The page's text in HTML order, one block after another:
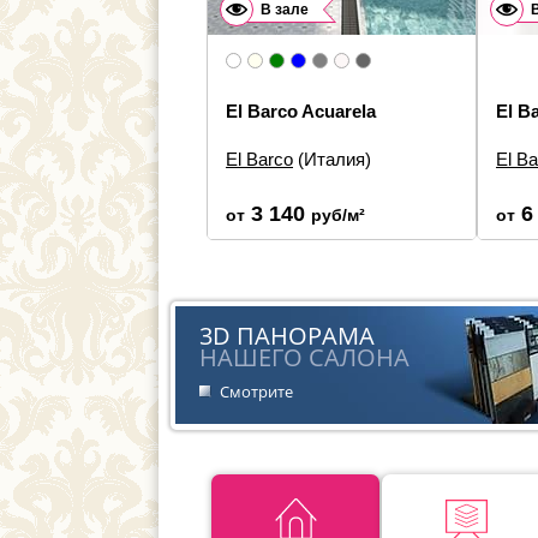
В зале
El Barco Acuarela
Размеры: 7.5×30
плитка
El Barco (Италия)
от 3 140 руб/м²
El
El
от 6
3D ПАНОРАМА
НАШЕГО САЛОНА
Смотрите